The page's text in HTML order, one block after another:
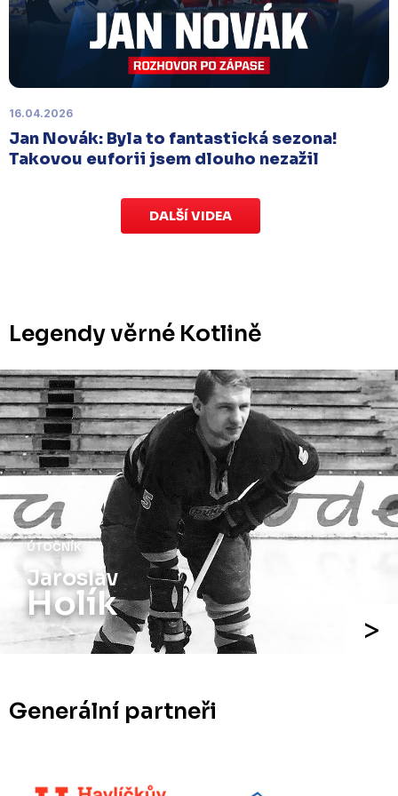
Labem, které se mělo původně odehrát 15.
listopadu, bylo z důvodu marodky Slovanu
. Kluby se domluvily na náhradním
termínu, Bruslaři se s Ústím nad Labem utkají doma
v Kotlině ve středu 26. listopadu od 18:00.
16.04.2026
Jan Novák: Byla to fantastická sezona!
Takovou euforii jsem dlouho nezažil
DALŠÍ VIDEA
Legendy věrné Kotlině
ÚTOČNÍK
Jaroslav
Holík
Generální partneři